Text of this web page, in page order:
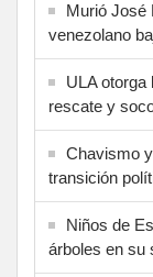
Murió José
venezolano
ULA otorga
rescate y
Chavismo
transición
Niños de
árboles en su